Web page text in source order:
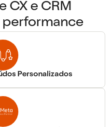
CX e CRM
performance
Personalizados